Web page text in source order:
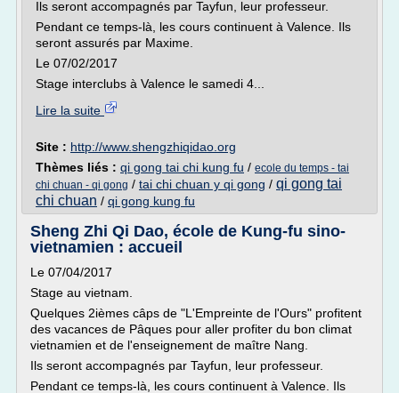
Ils seront accompagnés par Tayfun, leur professeur.
Pendant ce temps-là, les cours continuent à Valence. Ils
seront assurés par Maxime.
Le 07/02/2017
Stage interclubs à Valence le samedi 4...
Lire la suite
Site : http://www.shengzhiqidao.org
Thèmes liés : qi gong tai chi kung fu / ecole du temps - tai
chi chuan - qi gong / tai chi chuan y qi gong / qi gong tai
chi chuan / qi gong kung fu
Sheng Zhi Qi Dao, école de Kung-fu sino-
vietnamien : accueil
Le 07/04/2017
Stage au vietnam.
Quelques 2ièmes câps de "L'Empreinte de l'Ours" profitent
des vacances de Pâques pour aller profiter du bon climat
vietnamien et de l'enseignement de maître Nang.
Ils seront accompagnés par Tayfun, leur professeur.
Pendant ce temps-là, les cours continuent à Valence. Ils